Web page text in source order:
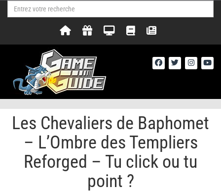
Les Chevaliers de Baphomet
– L’Ombre des Templiers
Reforged – Tu click ou tu
point ?